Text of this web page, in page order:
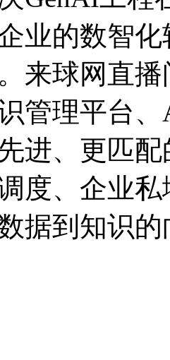
企业的数
来球网直播
理平台
、更匹
调度、企
据到知识